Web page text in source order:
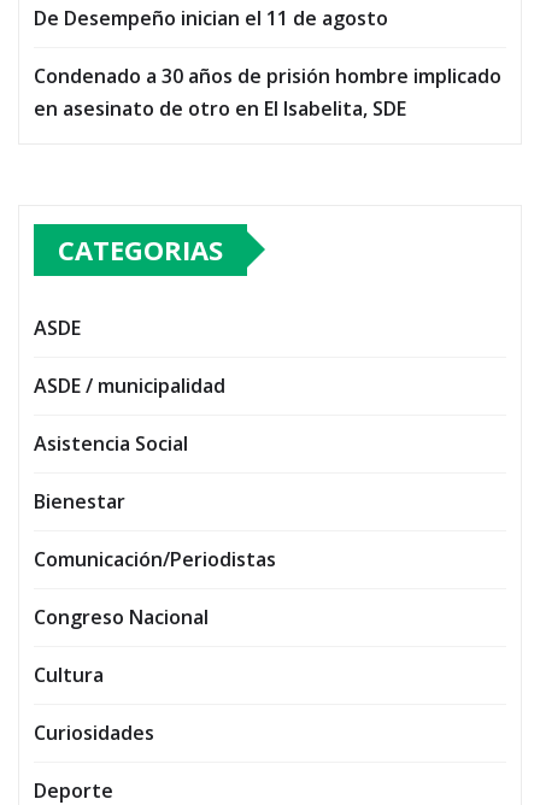
De Desempeño inician el 11 de agosto
Condenado a 30 años de prisión hombre implicado
en asesinato de otro en El Isabelita, SDE
CATEGORIAS
ASDE
ASDE / municipalidad
Asistencia Social
Bienestar
Comunicación/Periodistas
Congreso Nacional
Cultura
Curiosidades
Deporte